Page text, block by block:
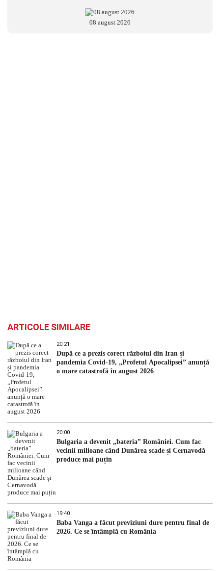
08 august 2026
ARTICOLE SIMILARE
20:21
După ce a prezis corect războiul din Iran și
pandemia Covid-19, „Profetul Apocalipsei” anunță
o mare catastrofă în august 2026
20:00
Bulgaria a devenit „bateria” României. Cum fac
vecinii milioane când Dunărea scade și Cernavodă
produce mai puțin
19:40
Baba Vanga a făcut previziuni dure pentru final de
2026. Ce se întâmplă cu România